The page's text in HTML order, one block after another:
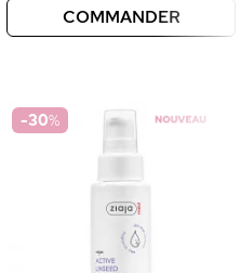
COMMANDER
-30%